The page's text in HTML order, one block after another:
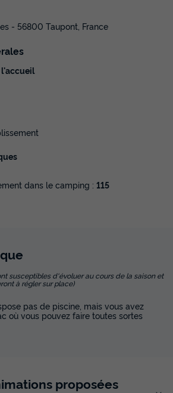
- 56800 Taupont, France
l'accueil
dans le camping : 115
susceptibles d'évoluer au cours de la saison et
à régler sur place)
pas de piscine, mais vous avez
où vous pouvez faire toutes sortes
proposées